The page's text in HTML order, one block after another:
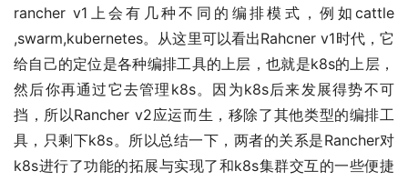
rancher v1上会有几种不同的编排模式，例如cattle
,swarm,kubernetes。从这里可以看出Rahcner v1时代，它
给自己的定位是各种编排工具的上层，也就是k8s的上层，
然后你再通过它去管理k8s。因为k8s后来发展得势不可
挡，所以Rancher v2应运而生，移除了其他类型的编排工
具，只剩下k8s。所以总结一下，两者的关系是Rancher对
k8s进行了功能的拓展与实现了和k8s集群交互的一些便捷